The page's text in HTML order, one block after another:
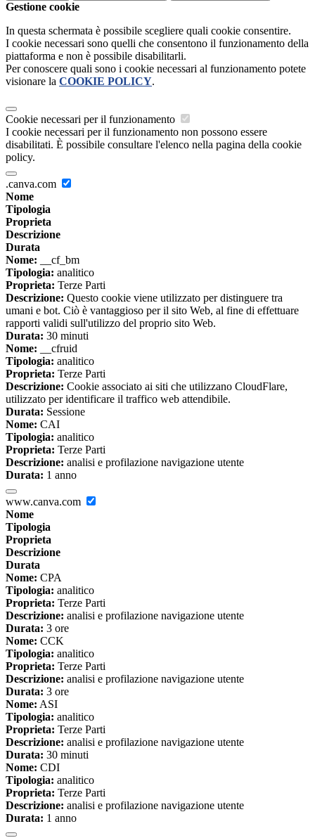
Gestione cookie
In questa schermata è possibile scegliere quali cookie consentire.
I cookie necessari sono quelli che consentono il funzionamento della
piattaforma e non è possibile disabilitarli.
Per conoscere quali sono i cookie necessari al funzionamento potete
visionare la COOKIE POLICY.
Cookie necessari per il funzionamento
I cookie necessari per il funzionamento non possono essere
disabilitati. È possibile consultare l'elenco nella pagina della cookie
policy.
.canva.com
Nome
Tipologia
Proprieta
Descrizione
Durata
Nome: __cf_bm
Tipologia: analitico
Proprieta: Terze Parti
Descrizione: Questo cookie viene utilizzato per distinguere tra
umani e bot. Ciò è vantaggioso per il sito Web, al fine di effettuare
rapporti validi sull'utilizzo del proprio sito Web.
Durata: 30 minuti
Nome: __cfruid
Tipologia: analitico
Proprieta: Terze Parti
Descrizione: Cookie associato ai siti che utilizzano CloudFlare,
utilizzato per identificare il traffico web attendibile.
Durata: Sessione
Nome: CAI
Tipologia: analitico
Proprieta: Terze Parti
Descrizione: analisi e profilazione navigazione utente
Durata: 1 anno
www.canva.com
Nome
Tipologia
Proprieta
Descrizione
Durata
Nome: CPA
Tipologia: analitico
Proprieta: Terze Parti
Descrizione: analisi e profilazione navigazione utente
Durata: 3 ore
Nome: CCK
Tipologia: analitico
Proprieta: Terze Parti
Descrizione: analisi e profilazione navigazione utente
Durata: 3 ore
Nome: ASI
Tipologia: analitico
Proprieta: Terze Parti
Descrizione: analisi e profilazione navigazione utente
Durata: 30 minuti
Nome: CDI
Tipologia: analitico
Proprieta: Terze Parti
Descrizione: analisi e profilazione navigazione utente
Durata: 1 anno